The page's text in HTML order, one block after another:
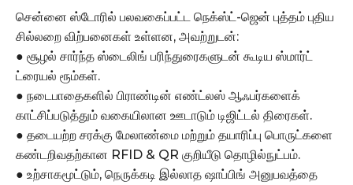
சென்னை ஸ்டோரில் பலவகைப்பட்ட நெக்ஸ்ட்-ஜென் புத்தம் புதிய
சில்லறை விற்பனைகள் உள்ளன, அவற்றுடன்:
● சூழல் சார்ந்த ஸ்டைலிங் பரிந்துரைகளுடன் கூடிய ஸ்மார்ட்
ட்ரையல் ரூம்கள்.
● நடைபாதைகளில் பிராண்டின் எண்ட்லஸ் ஆஃபர்களைக்
காட்சிப்படுத்தும் வகையிலான ஊடாடும் டிஜிட்டல் திரைகள்.
● தடையற்ற சரக்கு மேலாண்மை மற்றும் தயாரிப்பு பொருட்களை
கண்டறிவதற்கான RFID & QR குறியீடு தொழில்நுட்பம்.
● உற்சாகமூட்டும், நெருக்கடி இல்லாத ஷாப்பிங் அனுபவத்தை